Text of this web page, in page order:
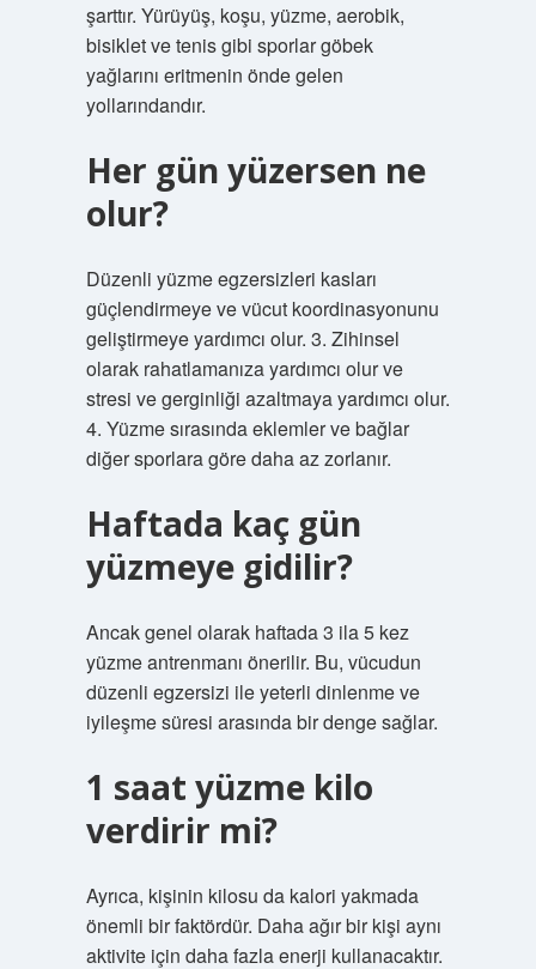
şarttır. Yürüyüş, koşu, yüzme, aerobik,
bisiklet ve tenis gibi sporlar göbek
yağlarını eritmenin önde gelen
yollarındandır.
Her gün yüzersen ne
olur?
Düzenli yüzme egzersizleri kasları
güçlendirmeye ve vücut koordinasyonunu
geliştirmeye yardımcı olur. 3. Zihinsel
olarak rahatlamanıza yardımcı olur ve
stresi ve gerginliği azaltmaya yardımcı olur.
4. Yüzme sırasında eklemler ve bağlar
diğer sporlara göre daha az zorlanır.
Haftada kaç gün
yüzmeye gidilir?
Ancak genel olarak haftada 3 ila 5 kez
yüzme antrenmanı önerilir. Bu, vücudun
düzenli egzersizi ile yeterli dinlenme ve
iyileşme süresi arasında bir denge sağlar.
1 saat yüzme kilo
verdirir mi?
Ayrıca, kişinin kilosu da kalori yakmada
önemli bir faktördür. Daha ağır bir kişi aynı
aktivite için daha fazla enerji kullanacaktır.